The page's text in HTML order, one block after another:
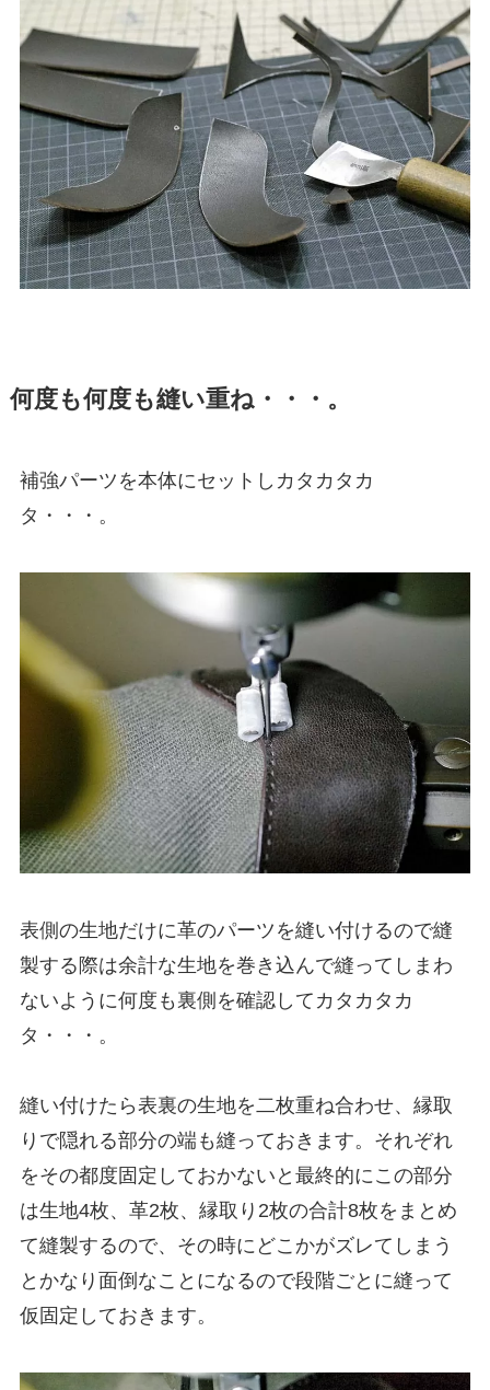
何度も何度も縫い重ね・・・。
補強パーツを本体にセットしカタカタカ
タ・・・。
表側の生地だけに革のパーツを縫い付けるので縫
製する際は余計な生地を巻き込んで縫ってしまわ
ないように何度も裏側を確認してカタカタカ
タ・・・。
縫い付けたら表裏の生地を二枚重ね合わせ、縁取
りで隠れる部分の端も縫っておきます。それぞれ
をその都度固定しておかないと最終的にこの部分
は生地4枚、 革2枚、縁取り2枚の合計8枚をまとめ
て縫製するので、その時にどこかがズレてしまう
とかなり面倒なことになるので段階ごとに縫って
仮固定しておきます。